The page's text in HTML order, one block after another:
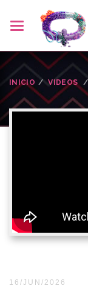
INICIO VIDEOS
16/JUN/2026